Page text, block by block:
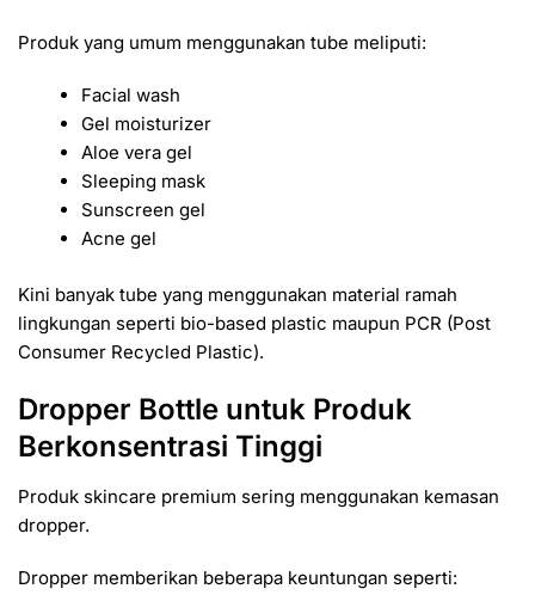
Produk yang umum menggunakan tube meliputi:
Facial wash
Gel moisturizer
Aloe vera gel
Sleeping mask
Sunscreen gel
Acne gel
Kini banyak tube yang menggunakan material ramah
lingkungan seperti bio-based plastic maupun PCR (Post
Consumer Recycled Plastic).
Dropper Bottle untuk Produk
Berkonsentrasi Tinggi
Produk skincare premium sering menggunakan kemasan
dropper.
Dropper memberikan beberapa keuntungan seperti: